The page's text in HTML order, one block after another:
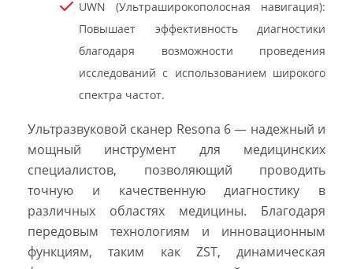
UWN (Ультраширокополосная навигация):
Повышает эффективность диагностики
благодаря возможности проведения
исследований с использованием широкого
спектра частот.
Ультразвуковой сканер Resona 6 — надежный и
мощный инструмент для медицинских
специалистов, позволяющий проводить
точную и качественную диагностику в
различных областях медицины. Благодаря
передовым технологиям и инновационным
функциям, таким как ZST, динамическая